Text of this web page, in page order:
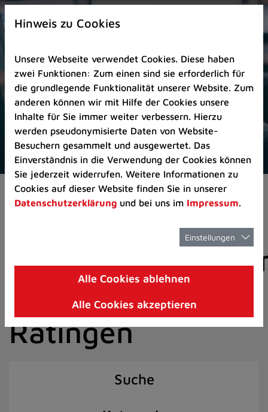
Zur
Startseite
Zum
Seitenanfang
springen
(Schnelltaste
A)
Zur
Navigation/Menü
springen
(Schnelltaste
M)
Zur
8)
I)
Aktuelles Pressemitteilungen
der Stadt
Ratingen
Suche
Hinweis zu Cookies
Unsere Webseite verwendet Cookies. Diese haben
zwei Funktionen: Zum einen sind sie erforderlich für
die grundlegende Funktionalität unserer Website. Zum
anderen können wir mit Hilfe der Cookies unsere
Inhalte für Sie immer weiter verbessern. Hierzu
werden pseudonymisierte Daten von Website-
Besuchern gesammelt und ausgewertet. Das
Einverständnis in die Verwendung der Cookies können
Sie jederzeit widerrufen. Weitere Informationen zu
Cookies auf dieser Website finden Sie in unserer
Datenschutzerklärung und bei uns im Impressum.
Einstellungen
Alle Cookies ablehnen
Alle Cookies akzeptieren